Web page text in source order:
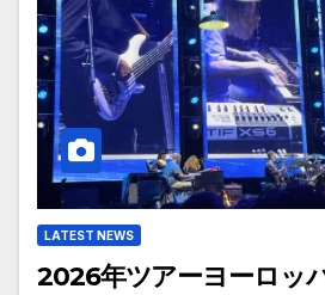
LATEST NEWS
2026年ツアーヨーロッ